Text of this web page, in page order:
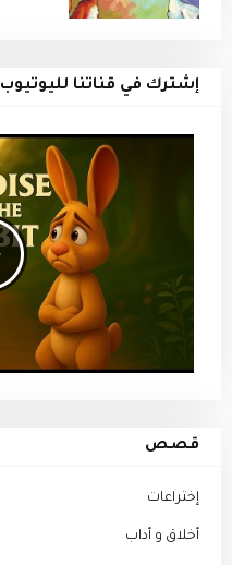
إشترك في قناتنا لليوتيوب
قصص
إختراعات
أخلاق و أداب